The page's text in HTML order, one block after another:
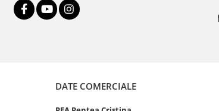
DATE COMERCIALE